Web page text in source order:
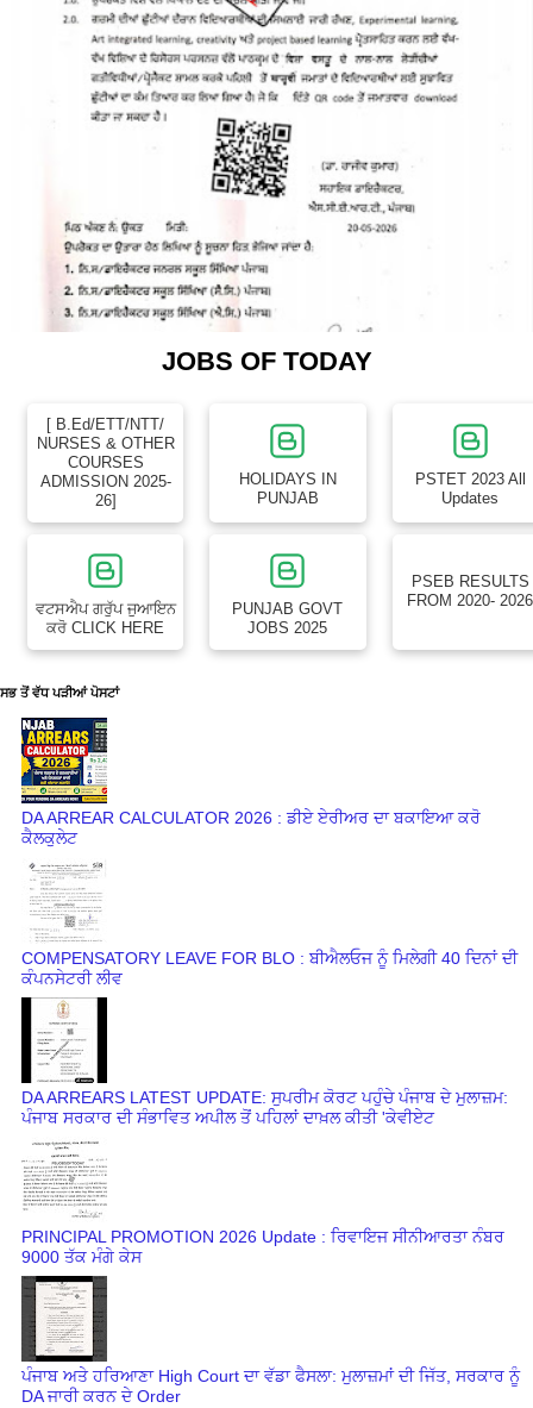
JOBS OF TODAY
[ B.Ed/ETT/NTT/
NURSES & OTHER
COURSES
ADMISSION 2025-
26]
HOLIDAYS IN
PUNJAB
PSTET 2023 All
Updates
ਵਟਸਐਪ ਗਰੁੱਪ ਜੁਆਇਨ
ਕਰੋ CLICK HERE
PUNJAB GOVT
JOBS 2025
PSEB RESULTS
FROM 2020- 2026
ਸਭ ਤੋਂ ਵੱਧ ਪੜੀਆਂ ਪੋਸਟਾਂ
DA ARREAR CALCULATOR 2026 : ਡੀਏ ਏਰੀਅਰ ਦਾ ਬਕਾਇਆ ਕਰੋ
ਕੈਲਕੁਲੇਟ
COMPENSATORY LEAVE FOR BLO : ਬੀਐਲਓਜ ਨੂੰ ਮਿਲੇਗੀ 40 ਦਿਨਾਂ ਦੀ
ਕੰਪਨਸੇਟਰੀ ਲੀਵ
DA ARREARS LATEST UPDATE: ਸੁਪਰੀਮ ਕੋਰਟ ਪਹੁੰਚੇ ਪੰਜਾਬ ਦੇ ਮੁਲਾਜ਼ਮ:
ਪੰਜਾਬ ਸਰਕਾਰ ਦੀ ਸੰਭਾਵਿਤ ਅਪੀਲ ਤੋਂ ਪਹਿਲਾਂ ਦਾਖ਼ਲ ਕੀਤੀ 'ਕੇਵੀਏਟ
PRINCIPAL PROMOTION 2026 Update : ਰਿਵਾਇਜ ਸੀਨੀਆਰਤਾ ਨੰਬਰ
9000 ਤੱਕ ਮੰਗੇ ਕੇਸ
ਪੰਜਾਬ ਅਤੇ ਹਰਿਆਣਾ High Court ਦਾ ਵੱਡਾ ਫੈਸਲਾ: ਮੁਲਾਜ਼ਮਾਂ ਦੀ ਜਿੱਤ, ਸਰਕਾਰ ਨੂੰ
DA ਜਾਰੀ ਕਰਨ ਦੇ Order